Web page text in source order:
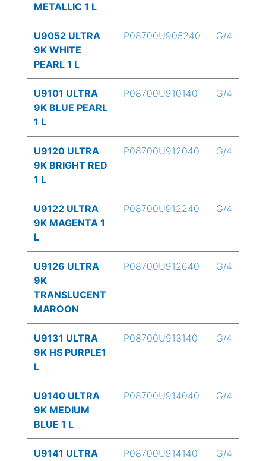
METALLIC 1 L
U9052 ULTRA
9K WHITE
PEARL 1 L
P08700U905240 G/4
U9101 ULTRA
9K BLUE PEARL
1 L
P08700U910140 G/4
U9120 ULTRA
9K BRIGHT RED
1 L
P08700U912040 G/4
U9122 ULTRA
9K MAGENTA 1
L
P08700U912240 G/4
U9126 ULTRA
9K
TRANSLUCENT
MAROON
P08700U912640 G/4
U9131 ULTRA
9K HS PURPLE1
L
P08700U913140 G/4
U9140 ULTRA
9K MEDIUM
BLUE 1 L
P08700U914040 G/4
U9141 ULTRA
P08700U914140 G/4